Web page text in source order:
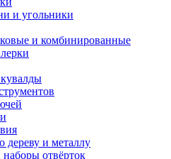
и угольники
и комбинированные
и металлу
отвёрток